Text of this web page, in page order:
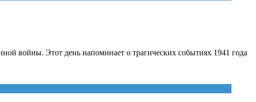
войны. Этот день напоминает о трагических событиях 1941 года